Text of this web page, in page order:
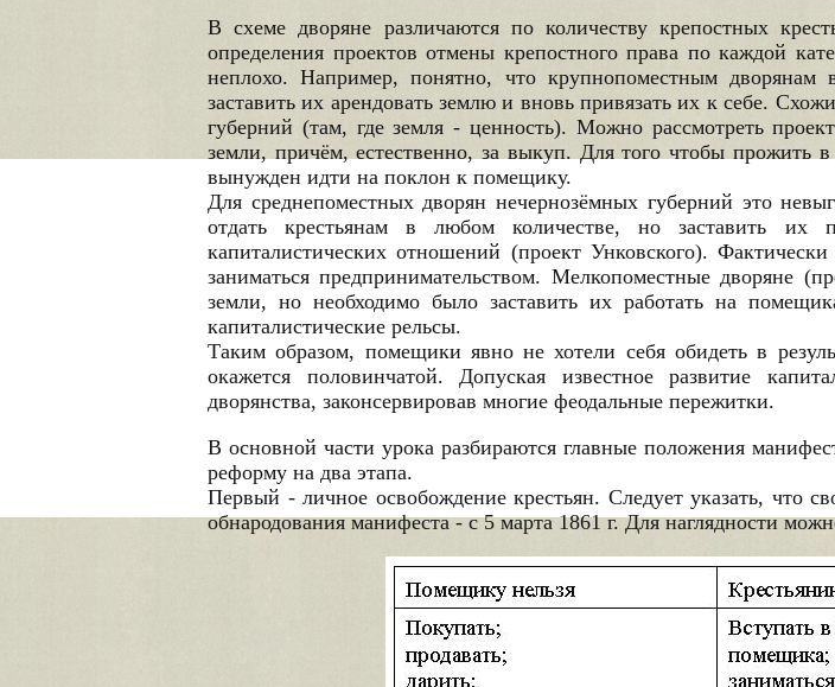
В схеме дворяне различаются по количеству крепостных
определения проектов отмены крепостного права по каждой
неплохо. Например, понятно, что крупнопоместным дворянам
заставить их арендовать землю и вновь привязать их к себе.
губерний (там, где земля - ценность). Можно рассмотреть
земли, причём, естественно, за выкуп. Для того чтобы прожить в
вынужден идти на поклон к помещику.
Для среднепоместных дворян нечернозёмных губерний это
отдать крестьянам в любом количестве, но заставить
капиталистических отношений (проект Унковского).
заниматься предпринимательством. Мелкопоместные дворяне
земли, но необходимо было заставить их работать на
капиталистические рельсы.
Таким образом, помещики явно не хотели себя обидеть в
окажется половинчатой. Допуская известное развитие
дворянства, законсервировав многие феодальные пережитки.
В основной части урока разбираются главные положения
реформу на два этапа.
Первый - личное освобождение крестьян. Следует указать, что
обнародования манифеста - с 5 марта 1861 г. Для наглядности